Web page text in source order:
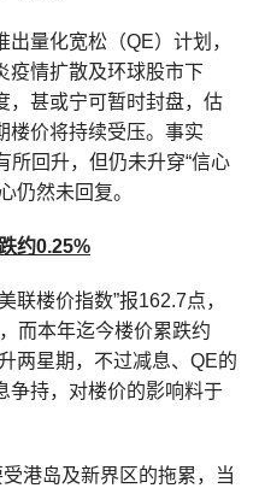
量化宽松（QE）计划，
疫情扩散及环球股市下
，甚或宁可暂时封盘，估
楼价将持续受压。事实
所回升，但仍未升穿“信心
仍然未回复。
约0.25%
联楼价指数”报162.7点，
而本年迄今楼价累跌约
两星期，不过减息、QE的
争持，对楼价的影响料于
港岛及新界区的拖累，当